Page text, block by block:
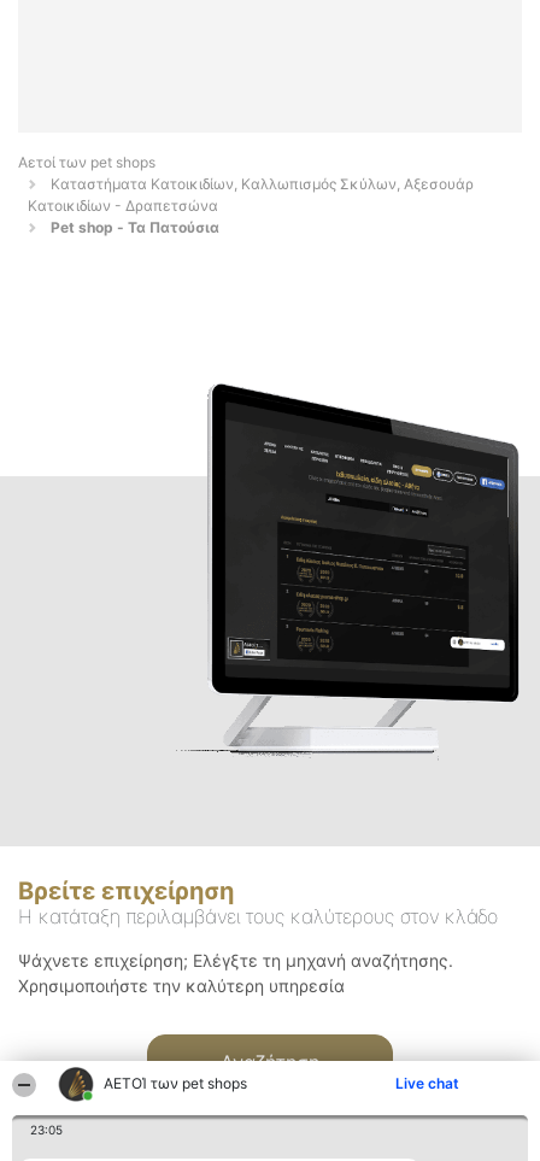
ΑΕΤΟΊ των pet shops Live chat
23:05
Αετοί των pet shops
Καταστήματα Κατοικιδίων, Καλλωπισμός Σκύλων, Αξεσουάρ
Κατοικιδίων - Δραπετσώνα
Pet shop - Τα Πατούσια
Βρείτε επιχείρηση
Η κατάταξη περιλαμβάνει τους καλύτερους στον κλάδο
Ψάχνετε επιχείρηση; Ελέγξτε τη μηχανή αναζήτησης.
Χρησιμοποιήστε την καλύτερη υπηρεσία
Αναζήτηση